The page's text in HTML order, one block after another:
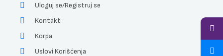
Uloguj se/Registruj se
Kontakt
Korpa
Uslovi Korišćenja